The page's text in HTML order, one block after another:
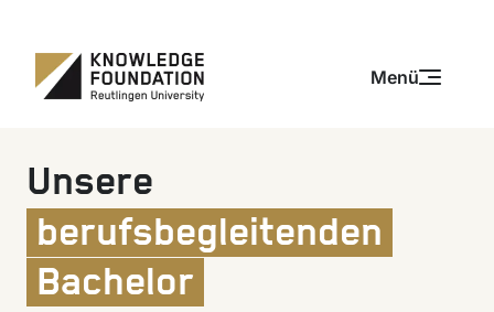
Menü
Unsere
berufsbegleitenden
Bachelor